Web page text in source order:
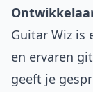
Guitar Wiz is
en ervaren
geeft je